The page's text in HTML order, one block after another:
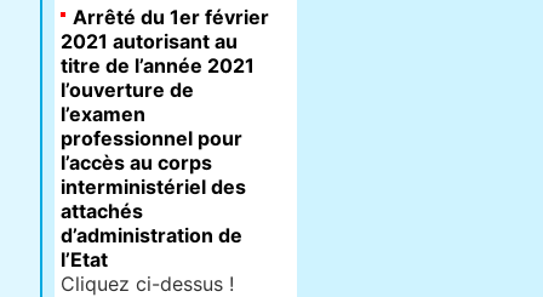
Arrêté du 1er février
2021 autorisant au
titre de l’année 2021
l’ouverture de
l’examen
professionnel pour
l’accès au corps
interministériel des
attachés
d’administration de
l’Etat
Cliquez ci-dessus !